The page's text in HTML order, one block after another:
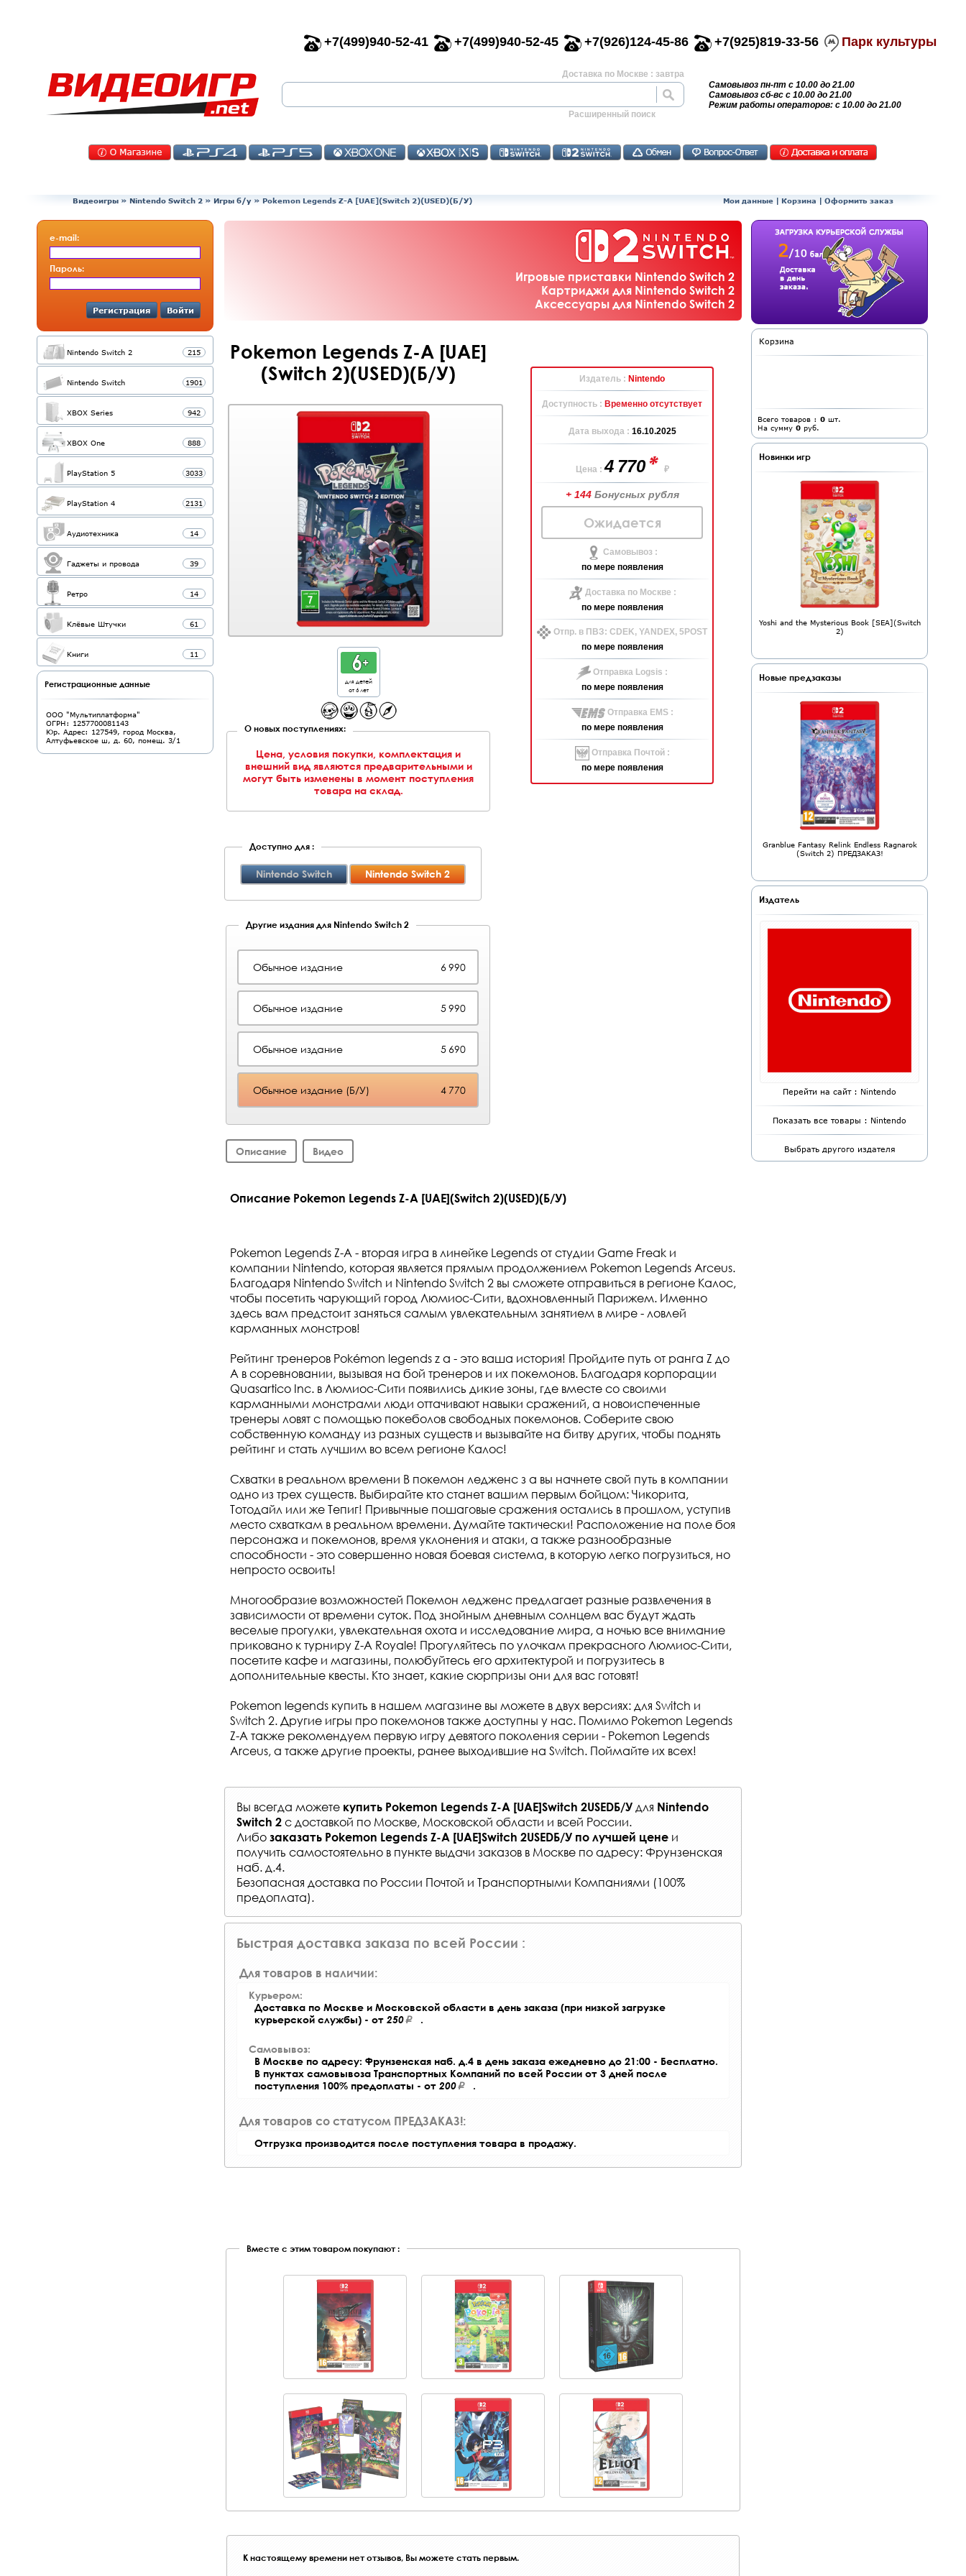
+7(499)940-52-41 +7(499)940-52-45 +7(926)124-45-86 +7(925)819-33-56 Парк культуры
Доставка по Москве : завтра
Расширенный поиск
Самовывоз пн-пт с 10.00 до 21.00
Самовывоз сб-вс с 10.00 до 21.00
Режим работы операторов: с 10.00 до 21.00
Видеоигры » Nintendo Switch 2 » Игры б/у » Pokemon Legends Z-A [UAE](Switch 2)(USED)(Б/У) Мои данные | Корзина | Оформить заказ
e-mail:
Пароль:
Регистрация Войти
Nintendo Switch 2 215
Nintendo Switch 1901
XBOX Series 942
XBOX One 888
PlayStation 5 3033
PlayStation 4 2131
Аудиотехника 14
Гаджеты и провода 39
Ретро 14
Клёвые Штучки 61
Книги 11
Регистрационные данные
ООО "Мультиплатформа"
ОГРН: 1257700081143
Юр. Адрес: 127549, город Москва,
Алтуфьевское ш, д. 60, помещ. 3/1
Игровые приставки Nintendo Switch 2
Картриджи для Nintendo Switch 2
Аксессуары для Nintendo Switch 2
Pokemon Legends Z-A [UAE]
(Switch 2)(USED)(Б/У)
для детей
от 6 лет
О новых поступлениях:
Цена, условия покупки, комплектация и
внешний вид являются предварительными и
могут быть изменены в момент поступления
товара на склад.
Издатель : Nintendo
Доступность : Временно отсутствует
Дата выхода : 16.10.2025
Цена :4 770* ₽
+ 144 Бонусных рубля
Ожидается
Самовывоз :
по мере появления
Доставка по Москве :
по мере появления
Отпр. в ПВЗ: CDEK, YANDEX, 5POST
по мере появления
Отправка Logsis :
по мере появления
Отправка EMS :
по мере появления
Отправка Почтой :
по мере появления
Доступно для :
Nintendo Switch Nintendo Switch 2
Другие издания для Nintendo Switch 2
Обычное издание 6 990
Обычное издание 5 990
Обычное издание 5 690
Обычное издание (Б/У) 4 770
Описание Видео
Описание Pokemon Legends Z-A [UAE](Switch 2)(USED)(Б/У)
Pokemon Legends Z-A - вторая игра в линейке Legends от студии Game Freak и
компании Nintendo, которая является прямым продолжением Pokemon Legends Arceus.
Благодаря Nintendo Switch и Nintendo Switch 2 вы сможете отправиться в регионе Калос,
чтобы посетить чарующий город Люмиос-Сити, вдохновленный Парижем. Именно
здесь вам предстоит заняться самым увлекательным занятием в мире - ловлей
карманных монстров!
Рейтинг тренеров Pokémon legends z a - это ваша история! Пройдите путь от ранга Z до
A в соревновании, вызывая на бой тренеров и их покемонов. Благодаря корпорации
Quasartico Inc. в Люмиос-Сити появились дикие зоны, где вместе со своими
карманными монстрами люди оттачивают навыки сражений, а новоиспеченные
тренеры ловят с помощью покеболов свободных покемонов. Соберите свою
собственную команду из разных существ и вызывайте на битву других, чтобы поднять
рейтинг и стать лучшим во всем регионе Калос!
Схватки в реальном времени В покемон ледженс з а вы начнете свой путь в компании
одно из трех существ. Выбирайте кто станет вашим первым бойцом: Чикорита,
Тотодайл или же Тепиг! Привычные пошаговые сражения остались в прошлом, уступив
место схваткам в реальном времени. Думайте тактически! Расположение на поле боя
персонажа и покемонов, время уклонения и атаки, а также разнообразные
способности - это совершенно новая боевая система, в которую легко погрузиться, но
непросто освоить!
Многообразие возможностей Покемон ледженс предлагает разные развлечения в
зависимости от времени суток. Под знойным дневным солнцем вас будут ждать
веселые прогулки, увлекательная охота и исследование мира, а ночью все внимание
приковано к турниру Z-A Royale! Прогуляйтесь по улочкам прекрасного Люмиос-Сити,
посетите кафе и магазины, полюбуйтесь его архитектурой и погрузитесь в
дополнительные квесты. Кто знает, какие сюрпризы они для вас готовят!
Pokemon legends купить в нашем магазине вы можете в двух версиях: для Switch и
Switch 2. Другие игры про покемонов также доступны у нас. Помимо Pokemon Legends
Z-A также рекомендуем первую игру девятого поколения серии - Pokemon Legends
Arceus, а также другие проекты, ранее выходившие на Switch. Поймайте их всех!
Вы всегда можете купить Pokemon Legends Z-A [UAE]Switch 2USEDБ/У для Nintendo
Switch 2 с доставкой по Москве, Московской области и всей России.
Либо заказать Pokemon Legends Z-A [UAE]Switch 2USEDБ/У по лучшей цене и
получить самостоятельно в пункте выдачи заказов в Москве по адресу: Фрунзенская
наб. д.4.
Безопасная доставка по России Почтой и Транспортными Компаниями (100%
предоплата).
Быстрая доставка заказа по всей России :
Для товаров в наличии:
Курьером:
Доставка по Москве и Московской области в день заказа (при низкой загрузке
курьерской службы) - от 250 .
Самовывоз:
В Москве по адресу: Фрунзенская наб. д.4 в день заказа ежедневно до 21:00 - Бесплатно.
В пунктах самовывоза Транспортных Компаний по всей России от 3 дней после
поступления 100% предоплаты - от 200 .
Для товаров со статусом ПРЕДЗАКАЗ!:
Отгрузка производится после поступления товара в продажу.
Вместе с этим товаром покупают :
К настоящему времени нет отзывов, Вы можете стать первым.
Корзина
Всего товаров : 0 шт.
На сумму 0 руб.
Новинки игр
Yoshi and the Mysterious Book [SEA](Switch
2)
Новые предзаказы
Granblue Fantasy Relink Endless Ragnarok
(Switch 2) ПРЕДЗАКАЗ!
Издатель
Перейти на сайт : Nintendo
Показать все товары : Nintendo
Выбрать другого издателя